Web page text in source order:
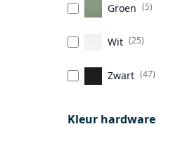
Groen (5)
Wit (25)
Zwart (47)
Kleur hardware